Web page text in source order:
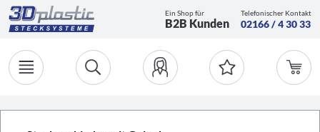
Ein Shop für
B2B Kunden
Telefonischer Kontakt
02166 / 4 30 33